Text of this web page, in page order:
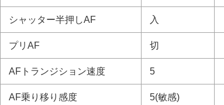
露出/色
フォーカス
再生
初期値一覧（ネットワーク）
初期値一覧（ セットアップ
マイメニュー
シャッター半押しAF 入
プリAF 切
AFトランジション速度 5
AF乗り移り感度 5(敏感)